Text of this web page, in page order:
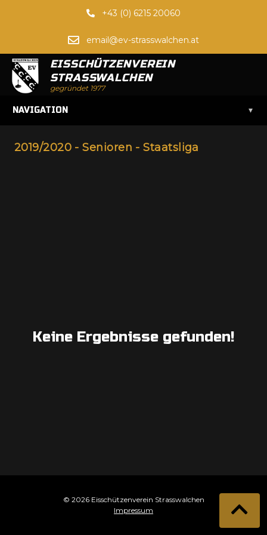
+43 (0) 6215 20060
email@ev-strasswalchen.at
EISSCHÜTZENVEREIN
STRASSWALCHEN
gegründet 1977
NAVIGATION ▾
2019/2020 - Senioren - Staatsliga
Keine Ergebnisse gefunden!
© 2026 Eisschützenverein Strasswalchen
Impressum